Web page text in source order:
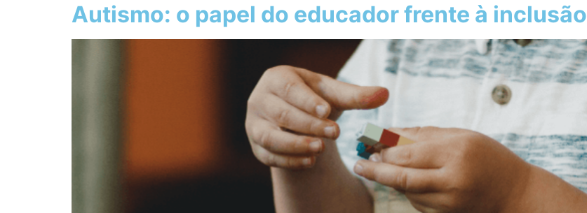
Autismo: o papel do educador frente à inclusão